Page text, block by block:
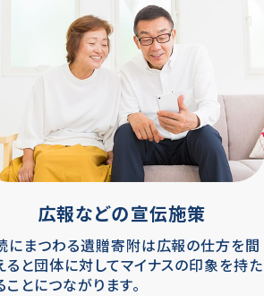
広報などの宣伝施策
にまつわる遺贈寄附は広報の仕方を間
ると団体に対してマイナスの印象を持た
ことにつながります。